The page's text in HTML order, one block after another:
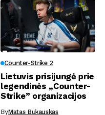
Counter-Strike 2
Lietuvis prisijungė prie
legendinės „Counter-
Strike” organizacijos
ByMatas Bukauskas